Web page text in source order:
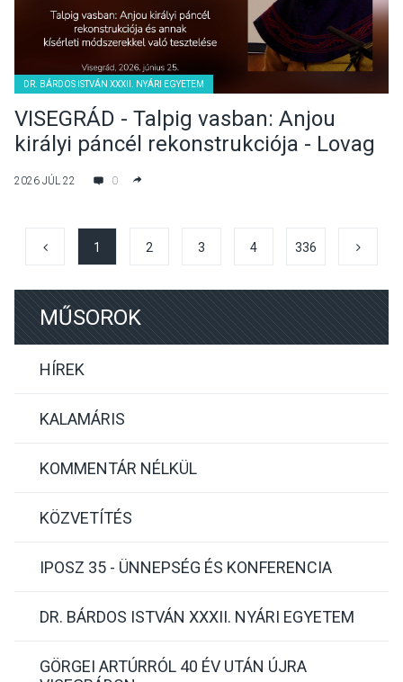
DR. BÁRDOS ISTVÁN XXXII. NYÁRI EGYETEM
VISEGRÁD - Talpig vasban: Anjou
királyi páncél rekonstrukciója - Lovag
Félegyházi Botond előadása
2026 JÚL 22 0
1 2 3 4 336
MŰSOROK
HÍREK
KALAMÁRIS
KOMMENTÁR NÉLKÜL
KÖZVETÍTÉS
IPOSZ 35 - ÜNNEPSÉG ÉS KONFERENCIA
DR. BÁRDOS ISTVÁN XXXII. NYÁRI EGYETEM
GÖRGEI ARTÚRRÓL 40 ÉV UTÁN ÚJRA